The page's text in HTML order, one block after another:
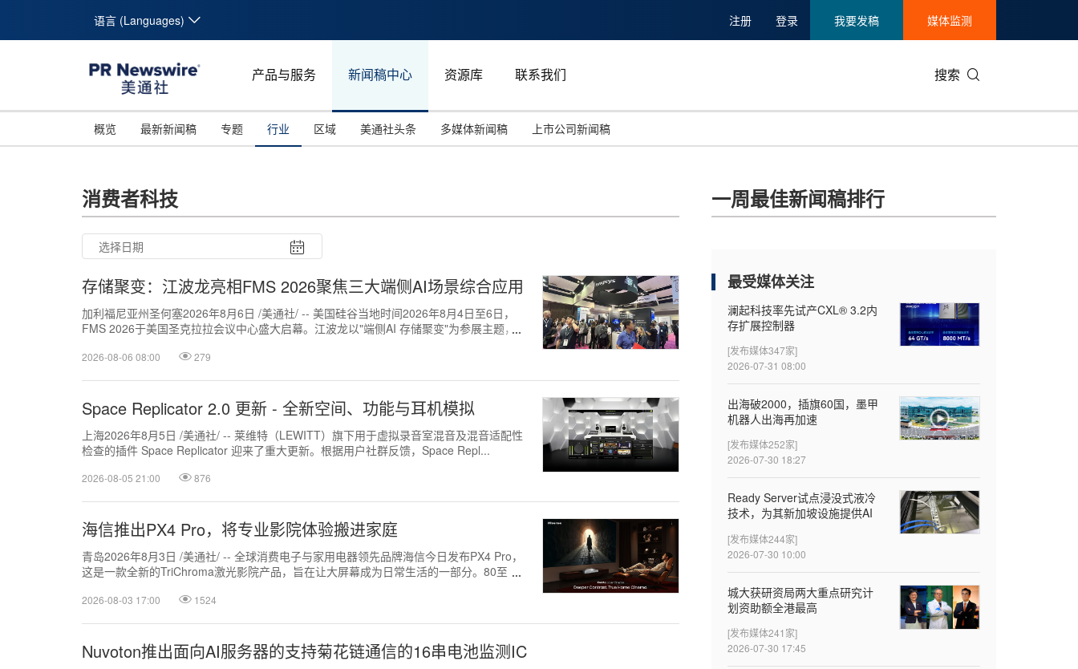
语言 (Languages) 注册 登录 我要发稿 媒体监测
产品与服务 新闻稿中心 资源库 联系我们 搜索
概览 最新新闻稿 专题
碳中和
汉诺威工业博览会
世界杯
行业
娱乐时尚与艺术
广告营销传媒
会展
区域
新加坡
美通社头条 多媒体新闻稿 上市公司新闻稿
消费者科技
26
27
28
29
30
31
1
2
3
4
5
6
7
8
9
10
11
12
13
14
15
16
17
18
19
20
21
22
23
24
25
26
27
28
29
30
31
1
2
3
4
5
存储聚变：江波龙亮相FMS 2026聚焦三大端侧AI场景综合应用
加利福尼亚州圣何塞2026年8月6日 /美通社/ -- 美国硅谷当地时间2026年8月4日至6日，
FMS 2026于美国圣克拉拉会议中心盛大启幕。江波龙以"端侧AI 存储聚变"为参展主题，
2026-08-06 08:00 279
Space Replicator 2.0 更新 - 全新空间、功能与耳机模拟
上海2026年8月5日 /美通社/ -- 莱维特（LEWITT）旗下用于虚拟录音室混音及混音适配性
检查的插件 Space Replicator 迎来了重大更新。根据用户社群反馈，Space Repl...
2026-08-05 21:00 876
海信推出PX4 Pro，将专业影院体验搬进家庭
青岛2026年8月3日 /美通社/ -- 全球消费电子与家用电器领先品牌海信今日发布PX4 Pro，
这是一款全新的TriChroma激光影院产品，旨在让大屏幕成为日常生活的一部分。80至
2026-08-03 17:00 1524
Nuvoton推出面向AI服务器的支持菊花链通信的16串电池监测IC
一周最佳新闻稿排行
最受媒体关注
澜起科技率先试产CXL® 3.2内
存扩展控制器
[发布媒体347家]
2026-07-31 08:00
出海破2000，插旗60国，墨甲
机器人出海再加速
[发布媒体252家]
2026-07-30 18:27
Ready Server试点浸没式液冷
技术，为其新加坡设施提供AI
[发布媒体244家]
2026-07-30 10:00
城大获研资局两大重点研究计
划资助额全港最高
[发布媒体241家]
2026-07-30 17:45